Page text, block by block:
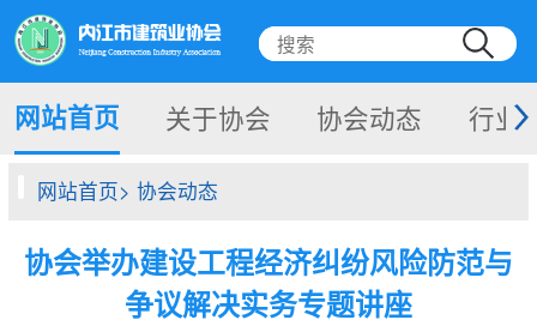
网站首页 关于协会 协会动态 行业
网站首页> 协会动态
协会举办建设工程经济纠纷风险防范与
争议解决实务专题讲座